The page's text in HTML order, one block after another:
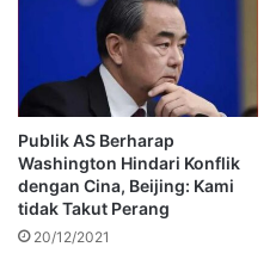
Publik AS Berharap
Washington Hindari Konflik
dengan Cina, Beijing: Kami
tidak Takut Perang
20/12/2021